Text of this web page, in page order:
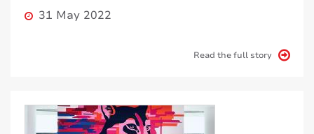
31 May 2022
Read the full story